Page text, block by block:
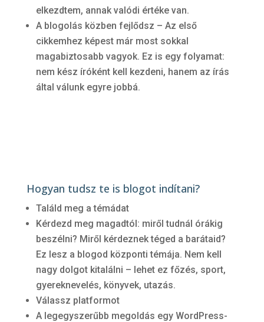
elkezdtem, annak valódi értéke van.
A blogolás közben fejlődsz – Az első
cikkemhez képest már most sokkal
magabiztosabb vagyok. Ez is egy folyamat:
nem kész íróként kell kezdeni, hanem az írás
által válunk egyre jobbá.
Hogyan tudsz te is blogot indítani?
Találd meg a témádat
Kérdezd meg magadtól: miről tudnál órákig
beszélni? Miről kérdeznek téged a barátaid?
Ez lesz a blogod központi témája. Nem kell
nagy dolgot kitalálni – lehet ez főzés, sport,
gyereknevelés, könyvek, utazás.
Válassz platformot
A legegyszerűbb megoldás egy WordPress-